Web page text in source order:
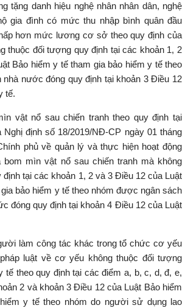
tặng danh hiệu nghệ nhân nhân dân, nghệ
gia đình có mức thu nhập bình quân đầu
hơn mức lương cơ sở theo quy định của
thuộc đối tượng quy định tại các khoản 1, 2
Bảo hiểm y tế tham gia bảo hiểm y tế theo
nhà nước đóng quy định tại khoản 3 Điều 12
tế.
vật nổ sau chiến tranh theo quy định tại
định số 18/2019/NĐ-CP ngày 01 tháng
phủ về quản lý và thực hiện hoạt động
bom mìn vật nổ sau chiến tranh mà không
tại các khoản 1, 2 và 3 Điều 12 của Luật
bảo hiểm y tế theo nhóm được ngân sách
đóng quy định tại khoản 4 Điều 12 của Luật
làm công tác khác trong tổ chức cơ yếu
luật về cơ yếu không thuộc đối tượng
tế theo quy định tại các điểm a, b, c, d, đ, e,
2 và khoản 3 Điều 12 của Luật Bảo hiểm
y tế theo nhóm do người sử dụng lao